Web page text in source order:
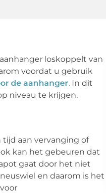
loskoppelt van
voordat u gebruik
de aanhanger. In dit
niveau te krijgen.
aan vervanging of
kan het gebeuren dat
gaat door het niet
en daarom is het